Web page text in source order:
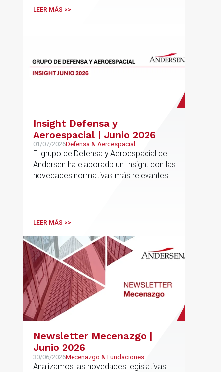
LEER MÁS >>
Insight Defensa y
Aeroespacial | Junio 2026
01/07/2026Defensa & Aeroespacial
El grupo de Defensa y Aeroespacial de
Andersen ha elaborado un Insight con las
novedades normativas más relevantes
LEER MÁS >>
Newsletter Mecenazgo |
Junio 2026
30/06/2026Mecenazgo & Fundaciones
Analizamos las novedades legislativas